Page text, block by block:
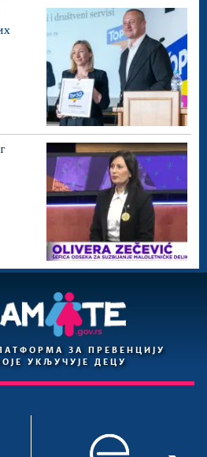
ЗА ПРЕВЕНЦИЈУ
УКЉУЧУЈЕ ДЕЦУ